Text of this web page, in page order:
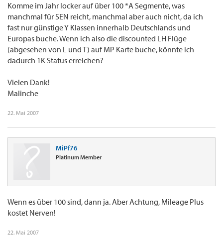
Komme im Jahr locker auf über 100 *A Segmente, was
manchmal für SEN reicht, manchmal aber auch nicht, da ich
fast nur günstige Y Klassen innerhalb Deutschlands und
Europas buche. Wenn ich also die discounted LH Flüge
(abgesehen von L und T) auf MP Karte buche, könnte ich
dadurch 1K Status erreichen?
Vielen Dank!
Malinche
22. Mai 2007
MiPf76
Platinum Member
Wenn es über 100 sind, dann ja. Aber Achtung, Mileage Plus
kostet Nerven!
22. Mai 2007